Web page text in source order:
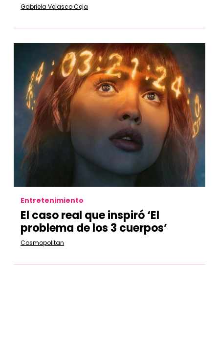
Gabriela Velasco Ceja
Entretenimiento
El caso real que inspiró ‘El
problema de los 3 cuerpos’
Cosmopolitan